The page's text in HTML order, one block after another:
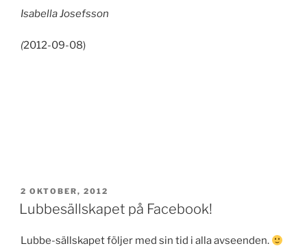
Isabella Josefsson
(2012-09-08)
PUBLICERAT
2 OKTOBER, 2012
Lubbesällskapet på Facebook!
Lubbe-sällskapet följer med sin tid i alla avseenden.